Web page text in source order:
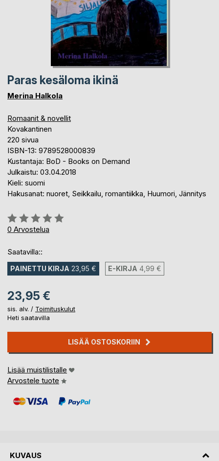
Paras kesäloma ikinä
Merina Halkola
Romaanit & novellit
Kovakantinen
220 sivua
ISBN-13: 9789528000839
Kustantaja: BoD - Books on Demand
Julkaistu: 03.04.2018
Kieli: suomi
Hakusanat: nuoret, Seikkailu, romantiikka, Huumori, Jännitys
Arvostelu::
0%
0 Arvostelua
Saatavilla::
PAINETTU KIRJA 23,95 € E-KIRJA 4,99 €
23,95 €
sis. alv. / Toimituskulut
Heti saatavilla
LISÄÄ OSTOSKORIIN
Lisää muistilistalle
Arvostele tuote
KUVAUS